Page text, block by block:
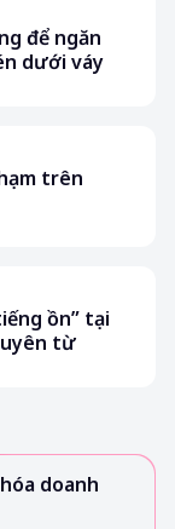
để ngăn
dưới váy
trên
ồn” tại
từ
doanh